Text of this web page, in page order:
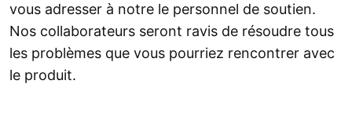
vous adresser à notre le personnel de soutien.
Nos collaborateurs seront ravis de résoudre tous
les problèmes que vous pourriez rencontrer avec
le produit.